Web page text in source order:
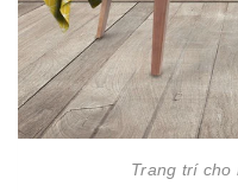
Trang trí cho